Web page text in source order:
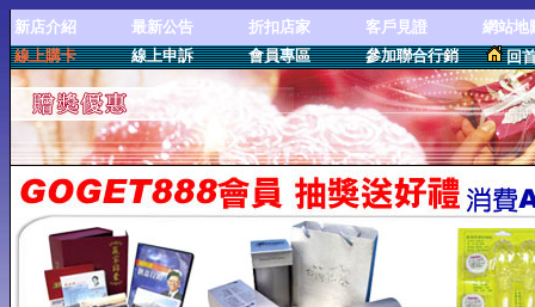
新店介紹 最新公告 折扣店家 客戶見證
網站地
線上購卡
線上申訴 會員專區 參加聯合行銷 回